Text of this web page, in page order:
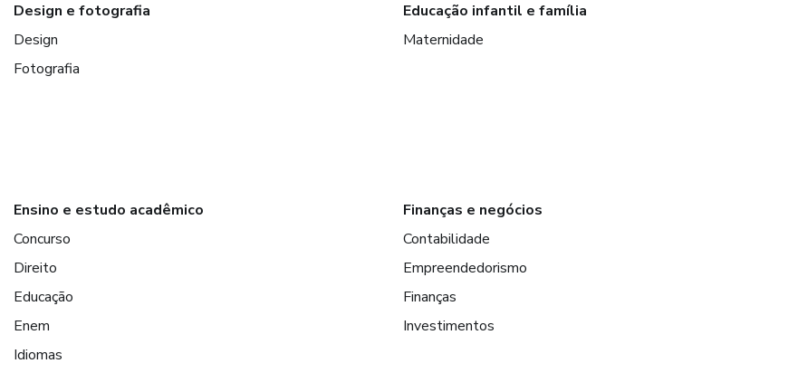
Design e fotografia
Design
Fotografia
Educação infantil e família
Maternidade
Ensino e estudo acadêmico
Concurso
Direito
Educação
Enem
Idiomas
Finanças e negócios
Contabilidade
Empreendedorismo
Finanças
Investimentos